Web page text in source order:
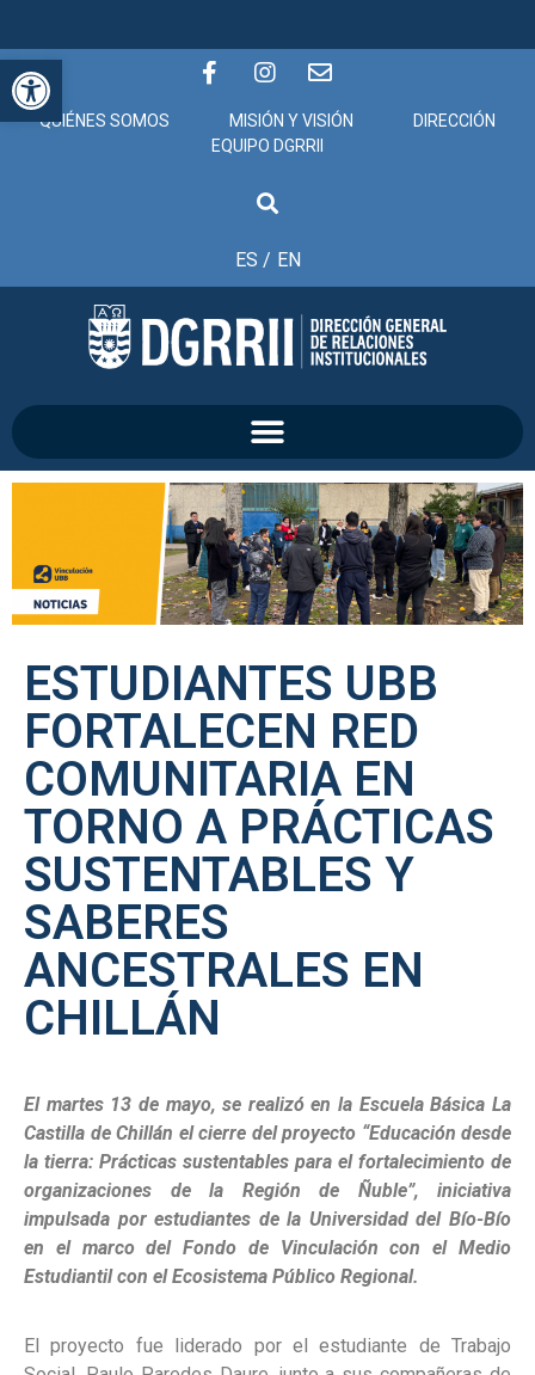
Abrir barra de herramientas
QUIÉNES SOMOS MISIÓN Y VISIÓN
DIRECCIÓN
EQUIPO DGRRII
ES / EN
ESTUDIANTES UBB
FORTALECEN RED
COMUNITARIA EN
TORNO A PRÁCTICAS
SUSTENTABLES Y
SABERES
ANCESTRALES EN
CHILLÁN
El martes 13 de mayo, se realizó en la Escuela Básica La
Castilla de Chillán el cierre del proyecto “Educación desde
la tierra: Prácticas sustentables para el fortalecimiento de
organizaciones de la Región de Ñuble”, iniciativa
impulsada por estudiantes de la Universidad del Bío-Bío
en el marco del Fondo de Vinculación con el Medio
Estudiantil con el Ecosistema Público Regional.
El proyecto fue liderado por el estudiante de Trabajo